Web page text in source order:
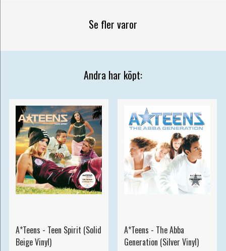
Se fler varor
Andra har köpt:
A*Teens - Teen Spirit (Solid
Beige Vinyl)
A*Teens - The Abba
Generation (Silver Vinyl)